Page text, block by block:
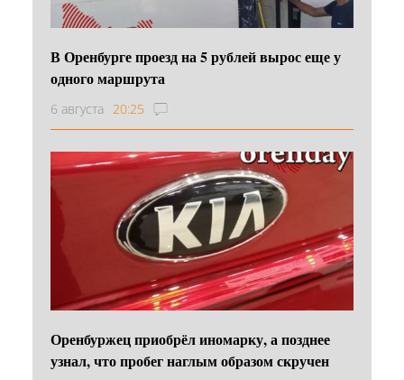
В Оренбурге проезд на 5 рублей вырос еще у
одного маршрута
6 августа 20:25
Оренбуржец приобрёл иномарку, а позднее
узнал, что пробег наглым образом скручен